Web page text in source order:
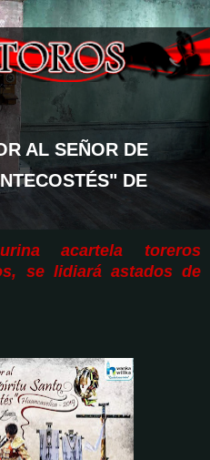
AL SEÑOR DE
DE
acartela toreros
se lidiará astados de